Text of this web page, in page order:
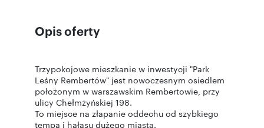
Opis oferty
Trzypokojowe mieszkanie w inwestycji "Park
Leśny Rembertów" jest nowoczesnym osiedlem
położonym w warszawskim Rembertowie, przy
ulicy Chełmżyńskiej 198.
To miejsce na złapanie oddechu od szybkiego
tempa i hałasu dużego miasta.